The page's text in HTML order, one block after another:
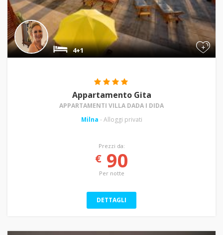
+
4+1
Appartamento Gita
APPARTAMENTI VILLA DADA I DIDA
Milna - Alloggi privati
Prezzi da:
€90
Per notte
DETTAGLI